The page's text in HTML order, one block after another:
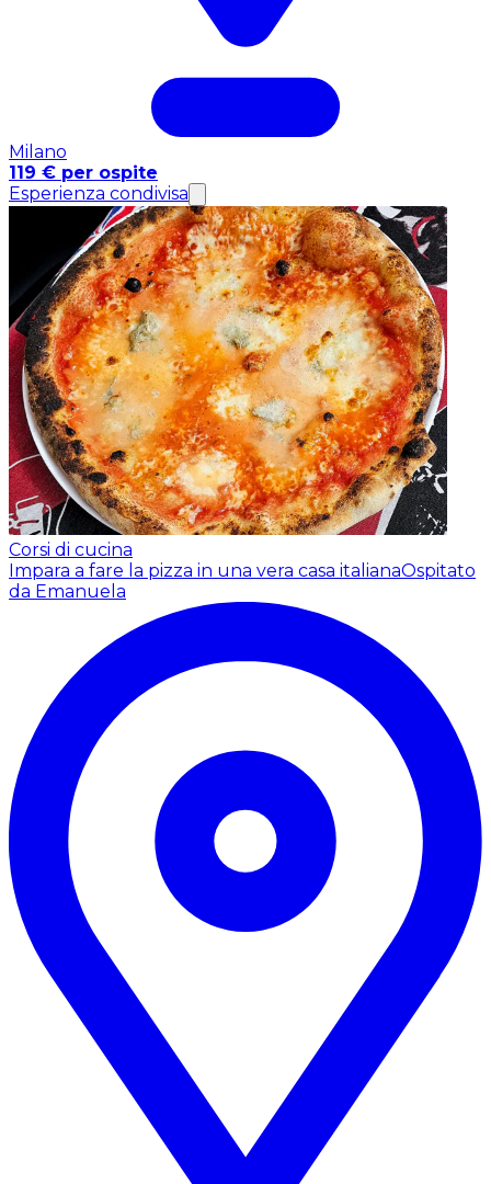
Milano
119 € per ospite
Esperienza condivisa
Corsi di cucina
Impara a fare la pizza in una vera casa italianaOspitato
da Emanuela